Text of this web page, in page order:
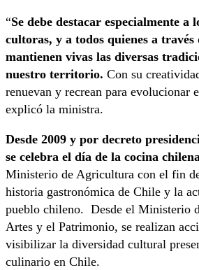
“Se debe destacar especialmente a
cultoras, y a todos quienes a través
mantienen vivas las diversas
nuestro territorio. Con su
renuevan y recrean para evolucionar
explicó la ministra.
Desde 2009 y por decreto
se celebra el día de la cocina
Ministerio de Agricultura con el fin
historia gastronómica de Chile y la
pueblo chileno. Desde el Ministerio
Artes y el Patrimonio, se realizan
visibilizar la diversidad cultural
culinario en Chile.